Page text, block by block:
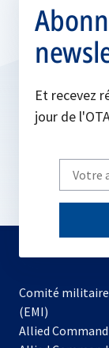
Et recevez
jour de
Write
your
email
Comité
(EMI)
Allied